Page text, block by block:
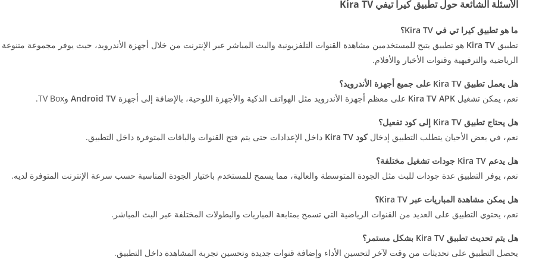
الأسئلة الشائعة حول تطبيق كيرا تيفي Kira TV
ما هو تطبيق كيرا تي في Kira TV؟
تطبيق Kira TV هو تطبيق يتيح للمستخدمين مشاهدة القنوات التلفزيونية والبث المباشر عبر الإنترنت من خلال أجهزة الأندرويد، حيث يوفر مجموعة
الرياضية والترفيهية وقنوات الأخبار والأفلام.
هل يعمل تطبيق Kira TV على جميع أجهزة الأندرويد؟
نعم، يمكن تشغيل Kira TV APK على معظم أجهزة الأندرويد مثل الهواتف الذكية والأجهزة اللوحية، بالإضافة إلى أجهزة Android TV وTV Box.
هل يحتاج تطبيق Kira TV إلى كود تفعيل؟
نعم، في بعض الأحيان يتطلب التطبيق إدخالكود Kira TV داخل الإعدادات حتى يتم فتح القنوات والباقات المتوفرة داخل التطبيق.
هل يدعم Kira TV جودات تشغيل مختلفة؟
نعم، يوفر التطبيق عدة جودات للبث مثل الجودة المتوسطة والعالية، مما يسمح للمستخدم باختيار الجودة المناسبة حسب سرعة الإنترنت المتوفرة لديه.
هل يمكن مشاهدة المباريات عبر Kira TV؟
نعم، يحتوي التطبيق على العديد من القنوات الرياضية التي تسمح بمتابعة المباريات والبطولات المختلفة عبر البث المباشر.
هل يتم تحديث تطبيق Kira TV بشكل مستمر؟
يحصل التطبيق على تحديثات من وقت لآخر لتحسين الأداء وإضافة قنوات جديدة وتحسين تجربة المشاهدة داخل التطبيق.